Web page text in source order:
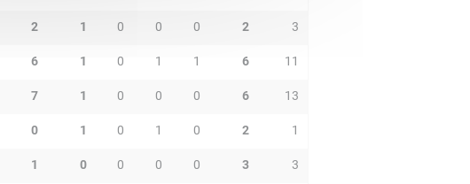
2 1 0 0 0 2 3
6 1 0 1 1 6 11
7 1 0 0 0 6 13
0 1 0 1 0 2 1
1 0 0 0 0 3 3